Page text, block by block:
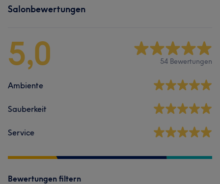
Salonbewertungen
5,0 54 Bewertungen
Ambiente
Sauberkeit
Service
Bewertungen filtern